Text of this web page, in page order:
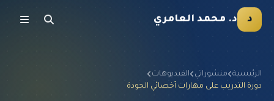
د د. محمد العامري
الرئيسية منشوراتي
الفيديوهات
دورة التدريب على مهارات أخصائي الجودة